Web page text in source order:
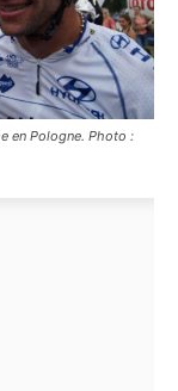
en Pologne. Photo :